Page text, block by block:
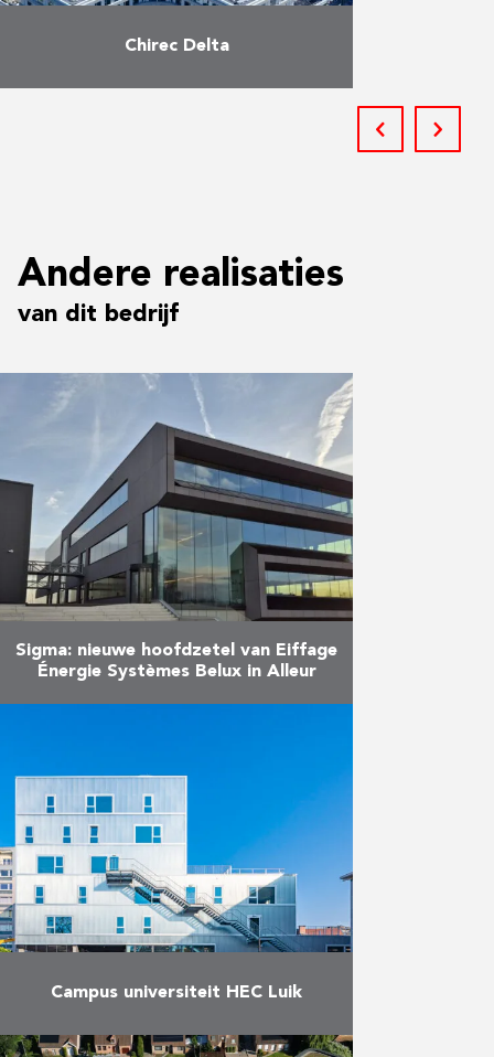
Chirec Delta
Andere realisaties
van dit bedrijf
Sigma: nieuwe hoofdzetel van Eiffage
Énergie Systèmes Belux in Alleur
Systèmes, zowel het resultaat als
het uithangbord van de expertise
van …
Meer
Campus universiteit HEC Luik
Onze collega’s van Duchêne